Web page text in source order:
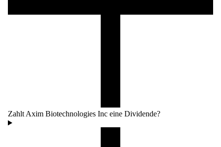
Zahlt Axim Biotechnologies Inc eine Dividende?